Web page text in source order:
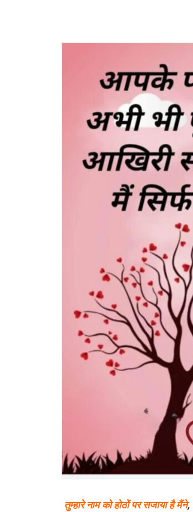
तुम्हारे नाम को होठों पर सजाया है मैंने,